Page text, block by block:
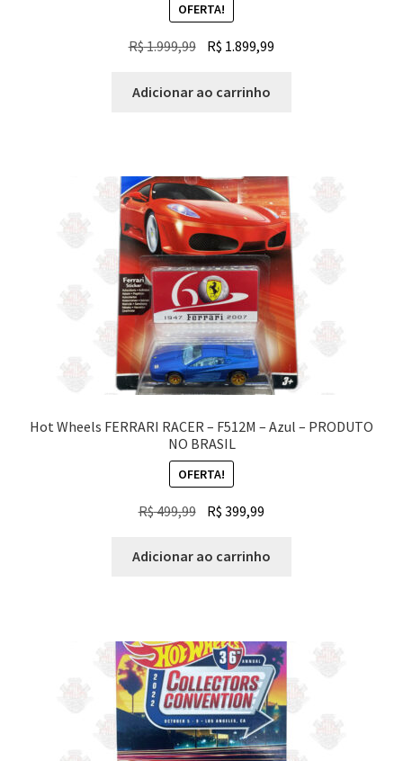
OFERTA!
R$1.999,99
original
R$ 1.899,99
Adicionar ao carrinho
Hot Wheels FERRARI RACER – F512M – Azul – PRODUTO
NO BRASIL
OFERTA!
R$499,99
original
R$ 399,99
atual
Adicionar ao carrinho